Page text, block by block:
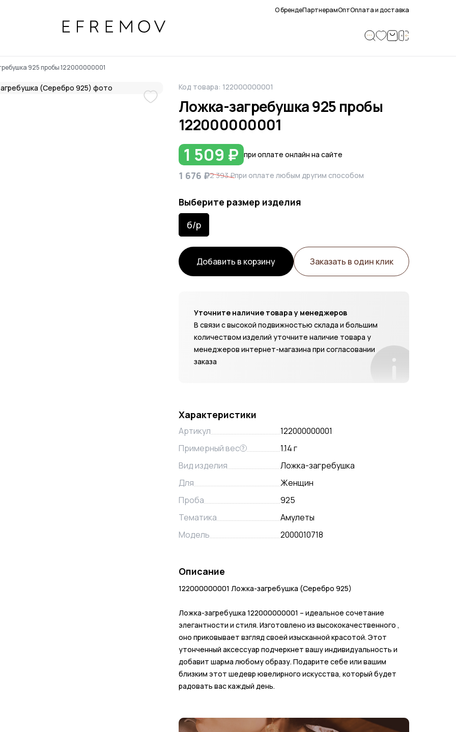
О брендеПартнерамОптОплата и доставка
925 пробы 122000000001
Код товара: 122000000001
Ложка-загребушка 925 пробы
122000000001
1 509 ₽ при оплате онлайн на сайте
1 676 ₽2 393 ₽при оплате любым другим способом
Выберите размер изделия
б/р
Добавить в корзину Заказать в один клик
Уточните наличие товара у менеджеров
В связи с высокой подвижностью склада и большим
количеством изделий уточните наличие товара у
менеджеров интернет-магазина при согласовании
заказа
Характеристики
Артикул
122000000001
Примерный вес ?
1.14 г
Вид изделия
Ложка-загребушка
Для
Женщин
Проба
925
Тематика
Амулеты
Модель
2000010718
Описание
122000000001 Ложка-загребушка (Серебро 925)
Ложка-загребушка 122000000001 – идеальное сочетание
элегантности и стиля. Изготовлено из высококачественного ,
оно приковывает взгляд своей изысканной красотой. Этот
утонченный аксессуар подчеркнет вашу индивидуальность и
добавит шарма любому образу. Подарите себе или вашим
близким этот шедевр ювелирного искусства, который будет
радовать вас каждый день.